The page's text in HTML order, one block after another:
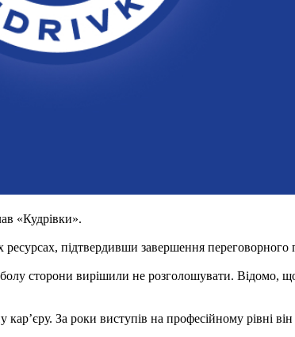
«Кудрівки».
підтвердивши завершення
сторони вирішили не розголошувати. Відомо,
За роки виступів на професійному рівні